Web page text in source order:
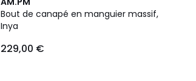
Bout de canapé en manguier massif,
Inya
229,00 €
/
5